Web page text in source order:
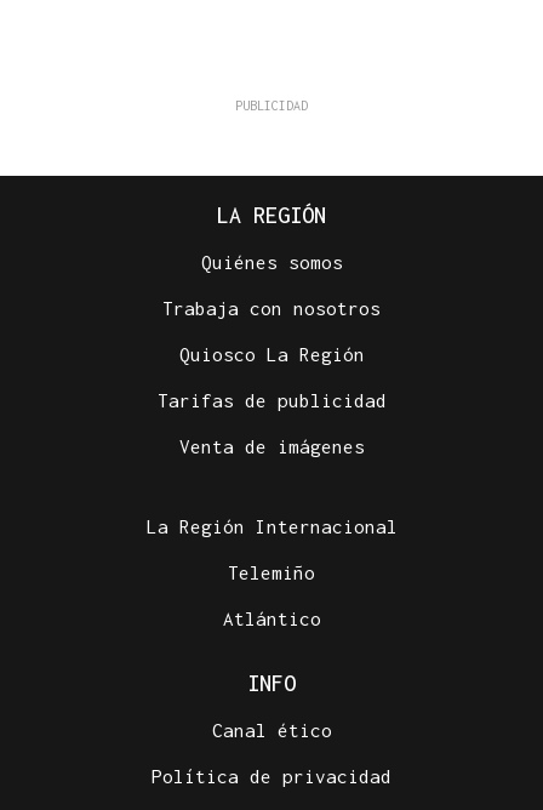
LA REGIÓN
Quiénes somos
Trabaja con nosotros
Quiosco La Región
Tarifas de publicidad
Venta de imágenes
La Región Internacional
Telemiño
Atlántico
INFO
Canal ético
Política de privacidad